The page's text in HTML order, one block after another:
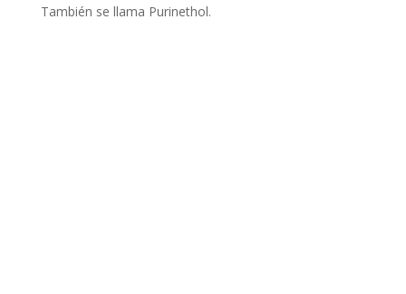
También se llama Purinethol.